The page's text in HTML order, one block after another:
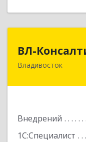
ВЛ-
Владивосток
Внедрений
1С:Специалист
690109,